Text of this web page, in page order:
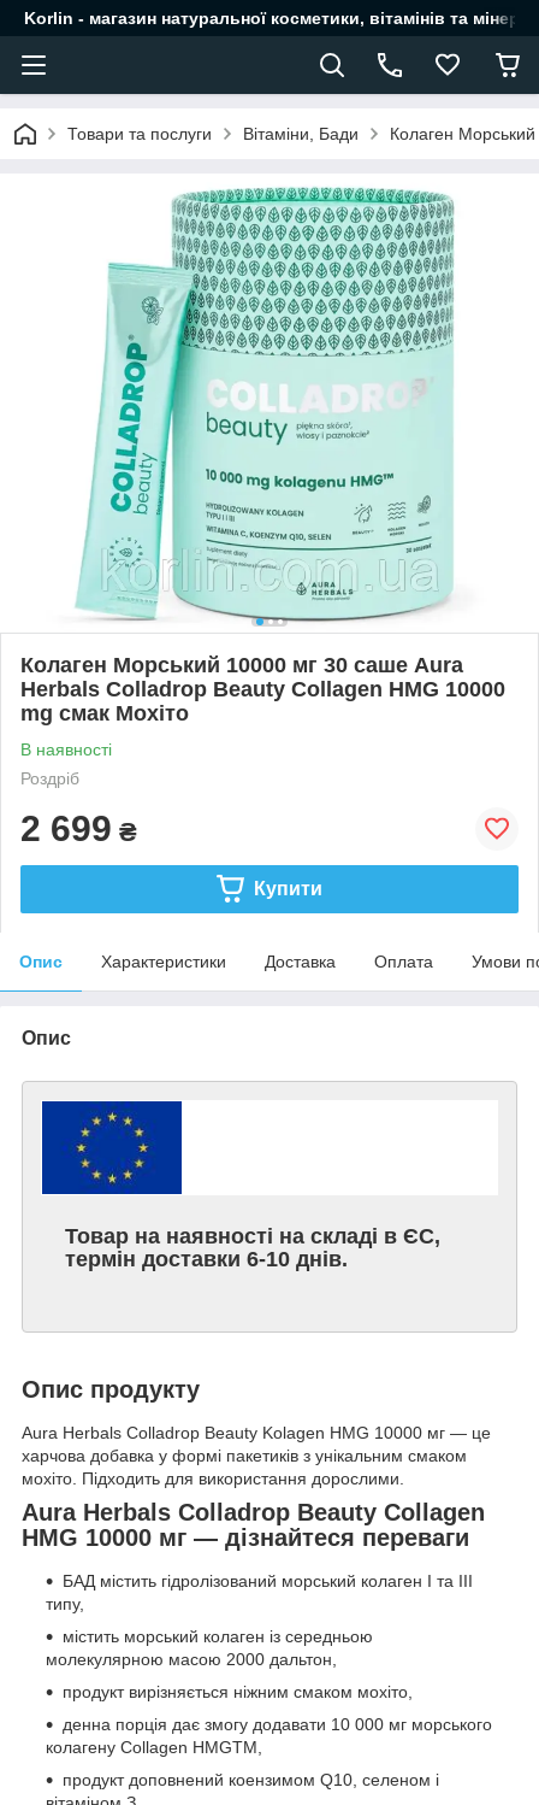
Korlin - магазин натуральної косметики, вітамінів та
Товари та послуги Вітаміни, Бади Колаген
Колаген Морський 10000 мг 30 саше Aura
Herbals Colladrop Beauty Collagen HMG 10000
mg смак Мохіто
В наявності
Роздріб
2 699 ₴
Купити
Опис Характеристики Доставка Оплата Умови
Опис
Товар на наявності на складі в ЄС,
термін доставки 6-10 днів.
Опис продукту
Aura Herbals Colladrop Beauty Kolagen HMG 10000 мг — це
харчова добавка у формі пакетиків з унікальним смаком
мохіто. Підходить для використання дорослими.
Aura Herbals Colladrop Beauty Collagen
HMG 10000 мг — дізнайтеся переваги
БАД містить гідролізований морський колаген I та III
типу,
містить морський колаген із середньою
молекулярною масою 2000 дальтон,
продукт вирізняється ніжним смаком мохіто,
денна порція дає змогу додавати 10 000 мг морського
колагену Collagen HMGTM,
продукт доповнений коензимом Q10, селеном і